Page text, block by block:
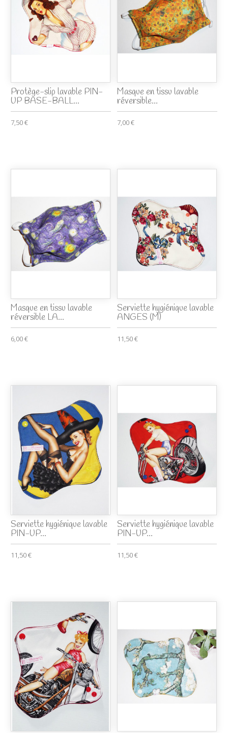
Protège-slip lavable PIN-
UP BASE-BALL...
7,50 €
Masque en tissu lavable
réversible...
7,00 €
Masque en tissu lavable
réversible LA...
6,00 €
Serviette hygiénique lavable
ANGES (M)
11,50 €
Serviette hygiénique lavable
PIN-UP...
11,50 €
Serviette hygiénique lavable
PIN-UP...
11,50 €